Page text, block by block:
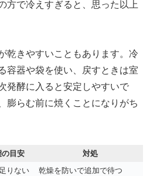
方で冷えすぎると、思った以上
乾きやすいこともあります。冷
容器や袋を使い、戻すときは室
発酵に入ると安定しやすいで
膨らむ前に焼くことになりがち
の目安
対処
りない
乾燥を防いで追加で待つ